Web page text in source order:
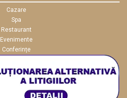
Cazare
Spa
Restaurant
Evenimente
Conferințe